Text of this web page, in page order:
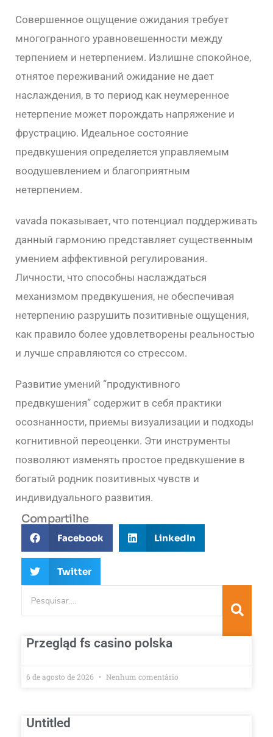
Совершенное ощущение ожидания требует
многогранного уравновешенности между
терпением и нетерпением. Излишне спокойное,
отнятое переживаний ожидание не дает
наслаждения, в то период как неумеренное
нетерпение может порождать напряжение и
фрустрацию. Идеальное состояние
предвкушения определяется управляемым
воодушевлением и благоприятным
нетерпением.
vavada показывает, что потенциал поддерживать
данный гармонию представляет существенным
умением аффективной регулирования.
Личности, что способны наслаждаться
механизмом предвкушения, не обеспечивая
нетерпению разрушить позитивные ощущения,
как правило более удовлетворены реальностью
и лучше справляются со стрессом.
Развитие умений “продуктивного
предвкушения” содержит в себя практики
осознанности, приемы визуализации и подходы
когнитивной переоценки. Эти инструменты
позволяют изменять простое предвкушение в
богатый родник позитивных чувств и
индивидуального развития.
Compartilhe
Facebook LinkedIn
Twitter
Przegląd fs casino polska
6 de agosto de 2026 Nenhum comentário
Untitled